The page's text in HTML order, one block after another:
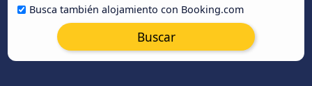
Busca también alojamiento con Booking.com
Buscar